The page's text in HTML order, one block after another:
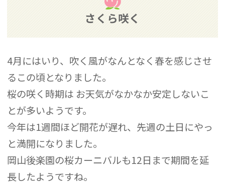
さくら咲く
4月にはいり、吹く風がなんとなく春を感じさせ
るこの頃となりました。
桜の咲く時期は お天気がなかなか安定しないこ
とが多いようです。
今年は1週間ほど開花が遅れ、先週の土日にやっ
と満開になりました。
岡山後楽園の桜カーニバルも12日まで期間を延
長したようですね。